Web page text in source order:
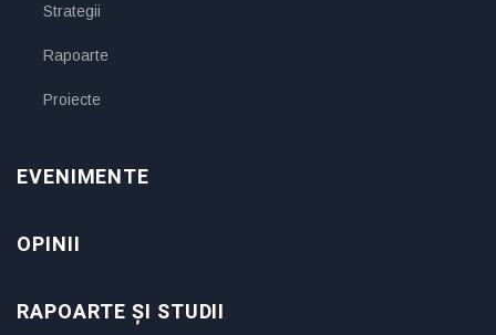
Strategii
Rapoarte
Proiecte
EVENIMENTE
OPINII
RAPOARTE ȘI STUDII